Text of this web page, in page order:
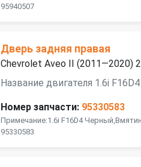
95940507
Дверь задняя правая
Chevrolet Aveo II (2011—2020)
Название двигателя 1.6i F16D4
Номер запчасти: 95330583
Примечание:1.6i F16D4
95330583